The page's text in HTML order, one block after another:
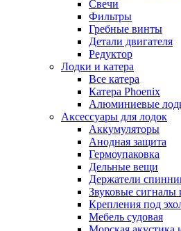
Свечи
Фильтры
Гребные винты
Детали двигателя
Редуктор
Лодки и катера
Все катера
Катера Phoenix
Алюминиевые
Аксессуары для лодок
Аккумуляторы
Анодная защита
Гермоупаковка
Дельные вещи
Держатели
Звуковые сигналы
Крепления под
Мебель судовая